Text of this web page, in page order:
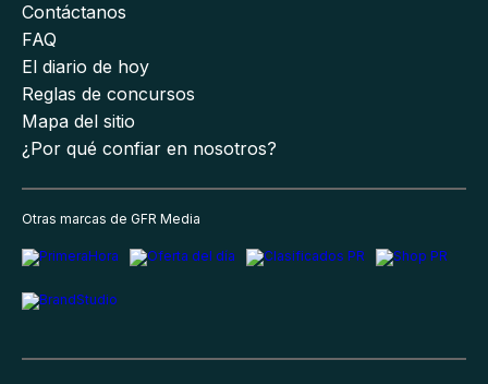
Contáctanos
FAQ
El diario de hoy
Reglas de concursos
Mapa del sitio
¿Por qué confiar en nosotros?
Otras marcas de GFR Media